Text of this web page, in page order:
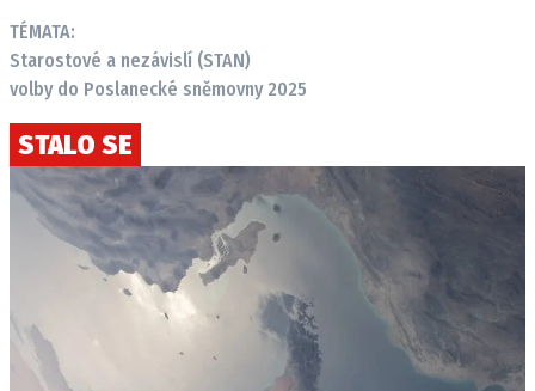
TÉMATA:
Starostové a nezávislí (STAN)
volby do Poslanecké sněmovny 2025
STALO SE